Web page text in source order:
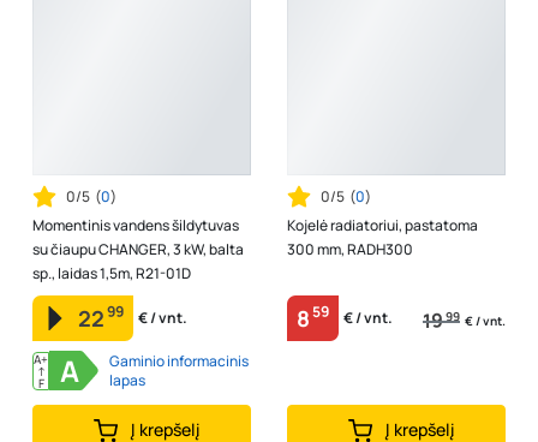
0/5 (0)
Momentinis vandens šildytuvas
su čiaupu CHANGER, 3 kW, balta
sp., laidas 1,5m, R21-01D
2299 € / vnt.
A+
↑
F A
Gaminio informacinis
lapas
Į krepšelį
0/5 (0)
Kojelė radiatoriui, pastatoma
300 mm, RADH300
859 € / vnt. 1999 € / vnt.
Į krepšelį